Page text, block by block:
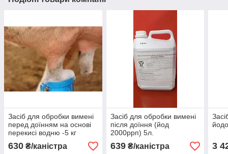
Засіб для обробки вимені
перед доїнням на основі
перекисі водню -5 кг
630 ₴/каністра
Засіб для обробки вимені
після доїння (йод
2000ррп) 5л.
639₴/каністра 3